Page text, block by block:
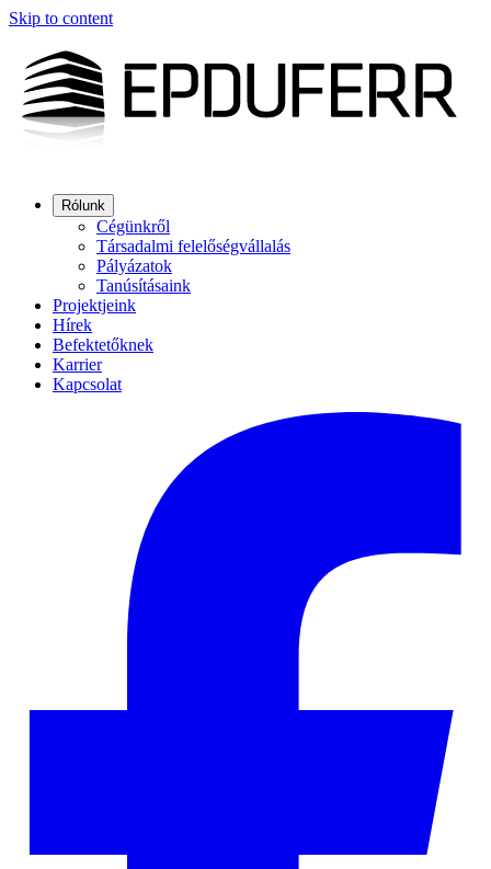
Skip to content
Rólunk
Cégünkről
Társadalmi felelőségvállalás
Pályázatok
Tanúsításaink
Projektjeink
Hírek
Befektetőknek
Karrier
Kapcsolat